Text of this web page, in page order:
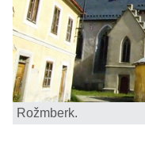
Rožmberk.